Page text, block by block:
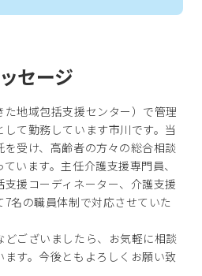
セージ
地域包括支援センター）で管理
て勤務しています市川です。当
受け、高齢者の方々の総合相談
います。主任介護支援専門員、
援コーディネーター、介護支援
名の職員体制で対応させていた
ございましたら、お気軽に相談
す。今後ともよろしくお願い致